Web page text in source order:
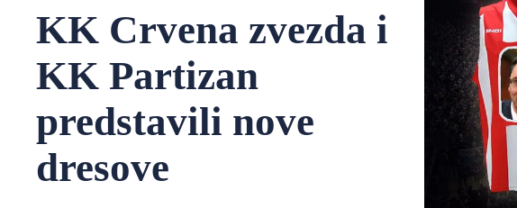
KK Crvena zvezda i
KK Partizan
predstavili nove
dresove